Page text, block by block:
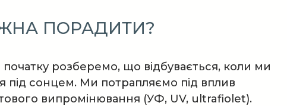
ПОРАДИТИ?
розберемо, що відбувається, коли ми
під сонцем. Ми потрапляємо під вплив
випромінювання (УФ, UV, ultrafiolet).